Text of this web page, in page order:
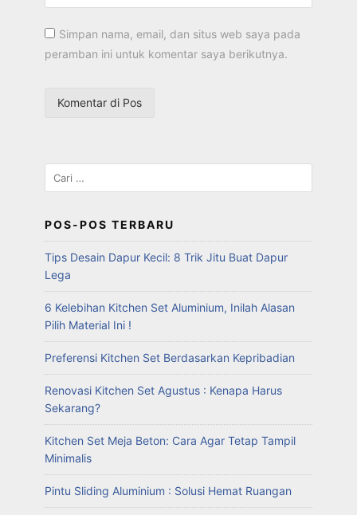
Simpan nama, email, dan situs web saya pada
peramban ini untuk komentar saya berikutnya.
POS-POS TERBARU
Tips Desain Dapur Kecil: 8 Trik Jitu Buat Dapur
Lega
6 Kelebihan Kitchen Set Aluminium, Inilah Alasan
Pilih Material Ini !
Preferensi Kitchen Set Berdasarkan Kepribadian
Renovasi Kitchen Set Agustus : Kenapa Harus
Sekarang?
Kitchen Set Meja Beton: Cara Agar Tetap Tampil
Minimalis
Pintu Sliding Aluminium : Solusi Hemat Ruangan